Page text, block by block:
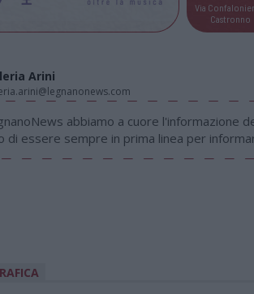
Via
Castronno
Arini
abbiamo a cuore l'informazione
di essere sempre in prima linea per